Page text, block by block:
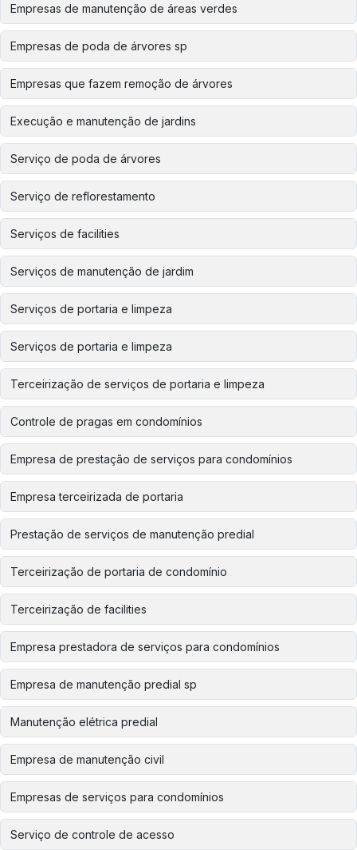
Empresas de manutenção de áreas verdes
Empresas de poda de árvores sp
Empresas que fazem remoção de árvores
Execução e manutenção de jardins
Serviço de poda de árvores
Serviço de reflorestamento
Serviços de facilities
Serviços de manutenção de jardim
Serviços de portaria e limpeza
Serviços de portaria e limpeza
Terceirização de serviços de portaria e limpeza
Controle de pragas em condomínios
Empresa de prestação de serviços para condomínios
Empresa terceirizada de portaria
Prestação de serviços de manutenção predial
Terceirização de portaria de condomínio
Terceirização de facilities
Empresa prestadora de serviços para condomínios
Empresa de manutenção predial sp
Manutenção elétrica predial
Empresa de manutenção civil
Empresas de serviços para condomínios
Serviço de controle de acesso